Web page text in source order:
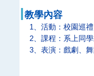
教學內容
1、活動：校園巡禮
2、課程：系上同
3、表演：戲劇、